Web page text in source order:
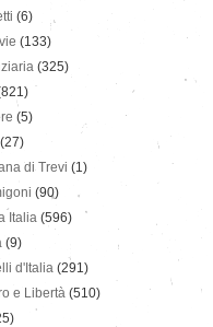
(6)
(133)
(325)
(5)
(27)
di Trevi (1)
(90)
Italia (596)
(9)
d'Italia (291)
e Libertà (510)